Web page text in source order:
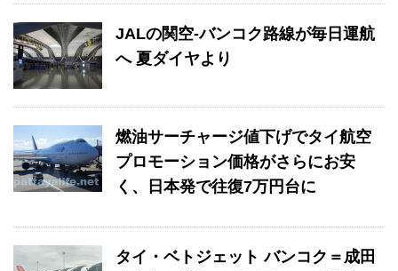
JALの関空-バンコク路線が毎日運航
へ 夏ダイヤより
燃油サーチャージ値下げでタイ航空
プロモーション価格がさらにお安
く、日本発で往復7万円台に
タイ・ベトジェット バンコク＝成田